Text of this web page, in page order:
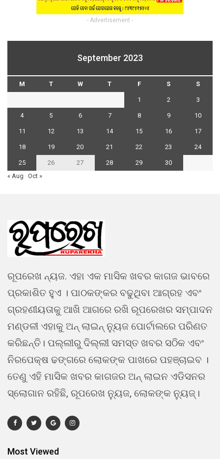
- Advertisement -
September 2023
M T W T F S S
1 2 3
4 5 6 7 8 9 10
11 12 13 14 15 16 17
18 19 20 21 22 23 24
25 26 27 28 29
30
« Aug
Oct »
ରୂପରେଖ ନ୍ୟଜ. ଏହା ଏକ ମାସିକ ଖବର କାଗଜ ଭାବରେ
ପ୍ରକାଶିତ ହୁଏ । ପାଠକଙ୍କର ବଢୁଥିବା ଆଗ୍ରହ ଏବଂ
ଗ୍ରହଣୀୟତାକୁ ଆଖି ଆଗରେ ରଖି ରୂପରେଖର ସମ୍ପାଦନ
ମଣ୍ଡଳୀ ଏହାକୁ ଅନ୍ ଲାଇନ୍ ନ୍ୟୁଜ ପୋର୍ଟାଲରେ ପରିଣତ
କରିଛନ୍ତି। ପଲ୍ଲୀରୁ ଦିଲ୍ଲୀ ସମସ୍ତ ଖବର ସଠିକ ଏବଂ
ନିରପେକ୍ଷ ଢଙ୍ଗରେ ଲୋକଙ୍କ ପାଖରେ ପହଞ୍ଚାଇବ ।
ତେଣୁ ଏହି ମାସିକ ଖବର କାଗଜର ଅନ୍ ଲାଇନ ଏଡିସନର
ସ୍ଲୋଗାନ ରହିଛି, ରୂପରେଖ ନ୍ୟୁଜ, ଲୋକଙ୍କ ନ୍ୟୁଜ୍।
Most Viewed